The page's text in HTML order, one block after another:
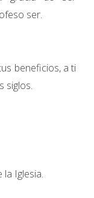
ser.
beneficios, a ti
siglos.
Iglesia.